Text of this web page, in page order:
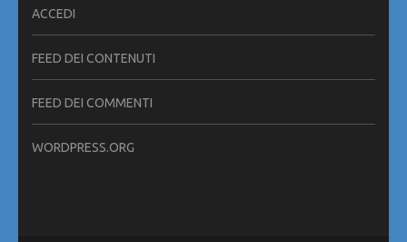
ACCEDI
FEED DEI CONTENUTI
FEED DEI COMMENTI
WORDPRESS.ORG